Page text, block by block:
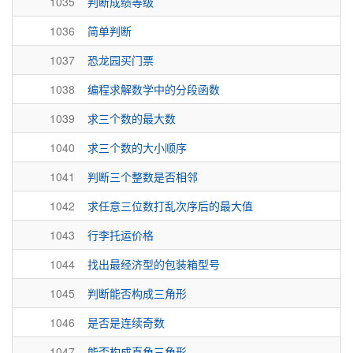
1036
简单判断
1037
恐龙园买门票
1038
编程求解数学中的分段函数
1039
求三个数的最大数
1040
求三个数的大小顺序
1041
判断三个整数是否相邻
1042
求任意三位数打乱次序后的最大值
1043
行李托运价格
1044
找出最经济型的包装箱型号
1045
判断能否构成三角形
1046
是否是连续奇数